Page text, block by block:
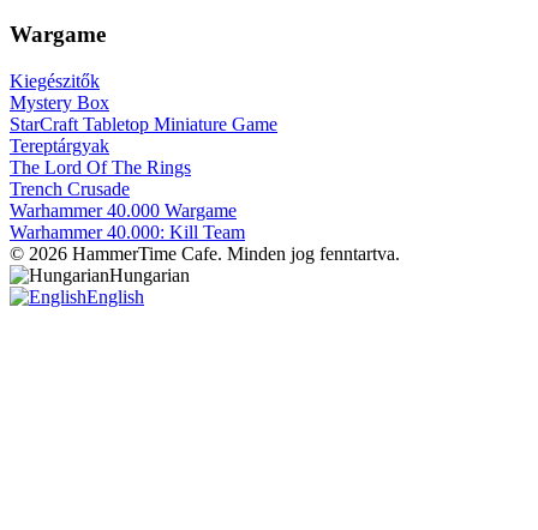
Wargame
Kiegészitők
Mystery Box
StarCraft Tabletop Miniature Game
Tereptárgyak
The Lord Of The Rings
Trench Crusade
Warhammer 40.000 Wargame
Warhammer 40.000: Kill Team
© 2026 HammerTime Cafe. Minden jog fenntartva.
Hungarian
English